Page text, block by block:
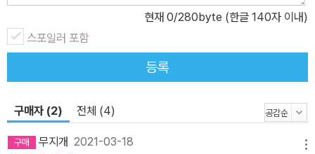
현재 0/280byte (한글 140자 이내)
스포일러 포함
등록
구매자 (2) 전체 (4)
무지개 2021-03-18